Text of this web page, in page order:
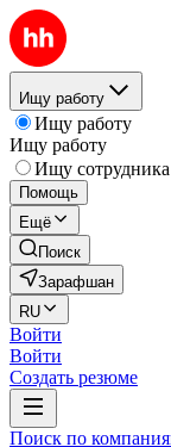
Ищу работу
Ищу работу
Ищу работу
Ищу сотрудника
Помощь
Ещё
Поиск
Зарафшан
RU
Войти
Войти
Создать резюме
Поиск по